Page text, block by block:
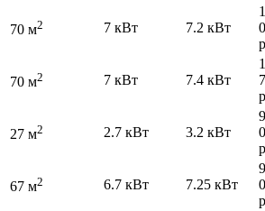
70 м2 7 кВт 7.2 кВт
70 м2 7 кВт 7.4 кВт
27 м2 2.7 кВт 3.2 кВт
67 м2 6.7 кВт 7.25 кВт